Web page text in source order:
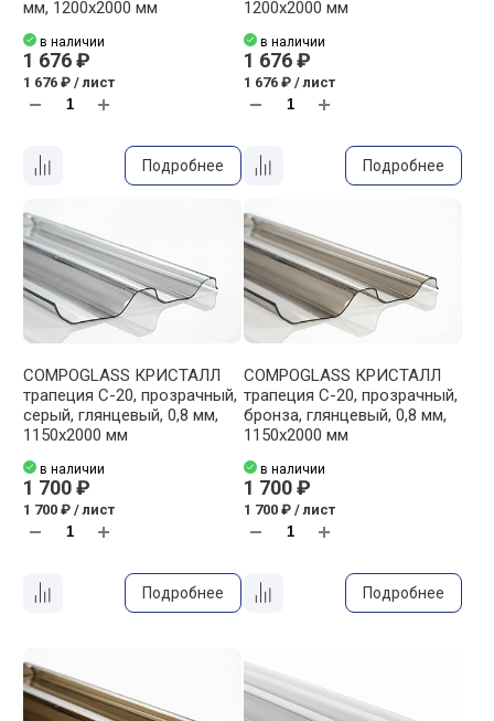
мм, 1200х2000 мм
в наличии
1 676 ₽
1 676 ₽ / лист
Подробнее
1200х2000 мм
в наличии
1 676 ₽
1 676 ₽ / лист
Подробнее
COMPOGLASS КРИСТАЛЛ
трапеция С-20, прозрачный,
cерый, глянцевый, 0,8 мм,
1150х2000 мм
в наличии
1 700 ₽
1 700 ₽ / лист
Подробнее
COMPOGLASS КРИСТАЛЛ
трапеция С-20, прозрачный,
бронза, глянцевый, 0,8 мм,
1150х2000 мм
в наличии
1 700 ₽
1 700 ₽ / лист
Подробнее